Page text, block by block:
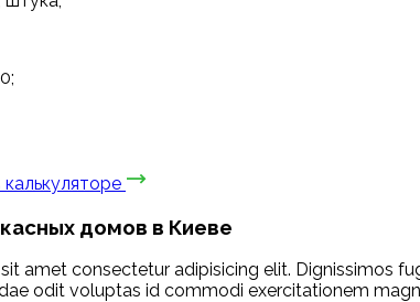
домов в Киеве
amet consectetur adipisicing elit. Dignissimos
odit voluptas id commodi exercitationem